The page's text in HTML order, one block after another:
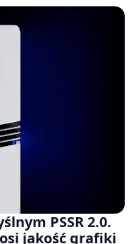
PSSR 2.0.
jakość grafiki